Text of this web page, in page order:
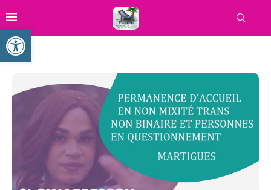
Ouvrir la barre d’outils